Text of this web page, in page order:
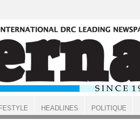
HEADLINES POLITIQUE